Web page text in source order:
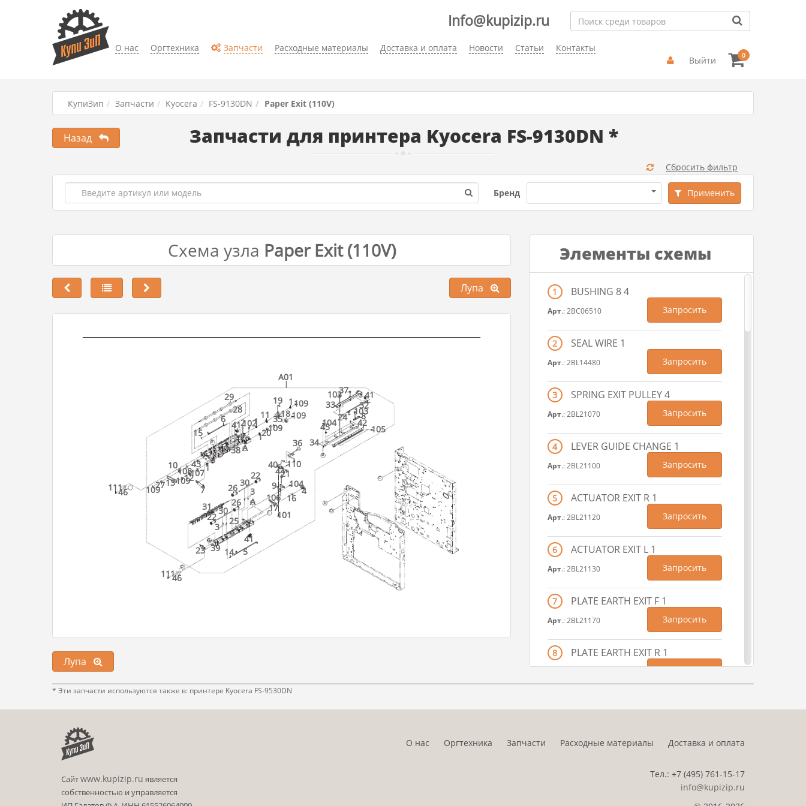
О нас Оргтехника Запчасти Расходные материалы Доставка и оплата Новости Статьи Контакты
Info@kupizip.ru
Выйти 0
КупиЗип Запчасти Kyocera FS-9130DN Paper Exit (110V)
Запчасти для принтера Kyocera FS-9130DN *
Назад
Бренд Применить
Сбросить фильтр
Схема узла Paper Exit (110V)
Лупа
38
43
10
34
27
1
42
12
13
1
41
6
15
1
19
A01
23
46
46
31
17
16
4
41
5
14
39
11
40
2
9
21
44
30
22
26
3
30
26
22
3
18
120
35
29
28
7
8
25
36
33
41
32
24
45
37
111
111
109
102
110
106
101
104
105
103
104
109
109
107
109
109
103
108
E
D
C
B
A
A
B
C
D
Лупа
Элементы схемы
1 BUSHING 8 4
Арт.: 2BC06510 Запросить
2 SEAL WIRE 1
Арт.: 2BL14480 Запросить
3 SPRING EXIT PULLEY 4
Арт.: 2BL21070 Запросить
4 LEVER GUIDE CHANGE 1
Арт.: 2BL21100 Запросить
5 ACTUATOR EXIT R 1
Арт.: 2BL21120 Запросить
6 ACTUATOR EXIT L 1
Арт.: 2BL21130 Запросить
7 PLATE EARTH EXIT F 1
Арт.: 2BL21170 Запросить
8 PLATE EARTH EXIT R 1
Запросить
Запросить
* Эти запчасти используются также в: принтере Kyocera FS-9530DN
Сайтwww.kupizip.ru является
собственностью и управляется
О нас Оргтехника Запчасти Расходные материалы Доставка и оплата
Тел.: +7 (495) 761-15-17
info@kupizip.ru